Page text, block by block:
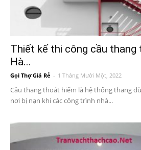
Thiết kế thi công cầu
Hà...
Gọi Thợ Giá Rẻ - 1 Tháng Mười Một, 2022
Cầu thang thoát hiểm là hệ thống thang
nơi bị nạn khi các công trình nhà...